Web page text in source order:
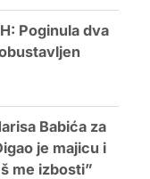
Poginula dva
Babića za
je majicu i
me izbosti”